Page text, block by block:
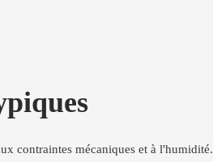
contraintes mécaniques et à l'humidité.